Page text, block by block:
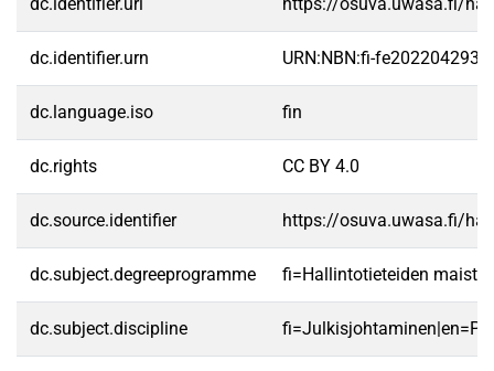
dc.identifier.urn URN:NBN:fi-
dc.language.iso fin
dc.rights CC BY 4.0
dc.source.identifier https://osuva.uwasa.fi/
dc.subject.degreeprogramme fi=Hallintotieteiden
dc.subject.discipline